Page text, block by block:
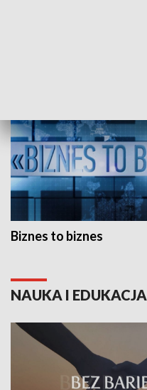
Biznes to biznes
NAUKA I EDUKACJA